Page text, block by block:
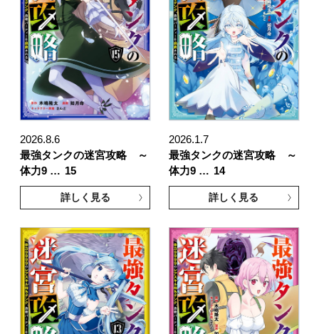
2026.8.6
最強タンクの迷宮攻略 ～
体力9 … 15
詳しく見る
2026.1.7
最強タンクの迷宮攻略 ～
体力9 … 14
詳しく見る